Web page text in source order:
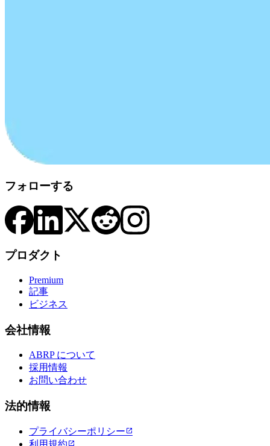
フォローする
プロダクト
Premium
記事
ビジネス
会社情報
ABRP について
採用情報
お問い合わせ
法的情報
プライバシーポリシー 
利用規約 